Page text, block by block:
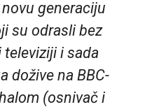
generaciju
su odrasli bez
i sada
dožive na BBC-
(osnivač i